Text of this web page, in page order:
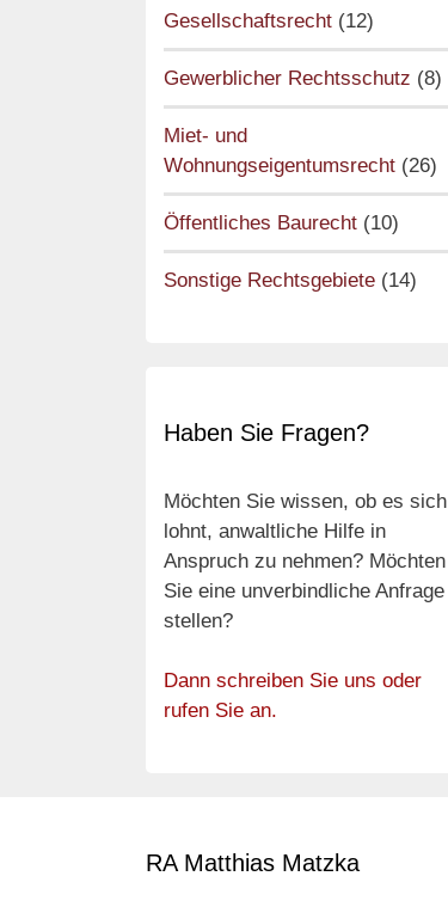
Gesellschaftsrecht (12)
Gewerblicher Rechtsschutz (8)
Miet- und
Wohnungseigentumsrecht (26)
Öffentliches Baurecht (10)
Sonstige Rechtsgebiete (14)
Haben Sie Fragen?
Möchten Sie wissen, ob es sich
lohnt, anwaltliche Hilfe in
Anspruch zu nehmen? Möchten
Sie eine unverbindliche Anfrage
stellen?
Dann schreiben Sie uns oder
rufen Sie an.
RA Matthias Matzka